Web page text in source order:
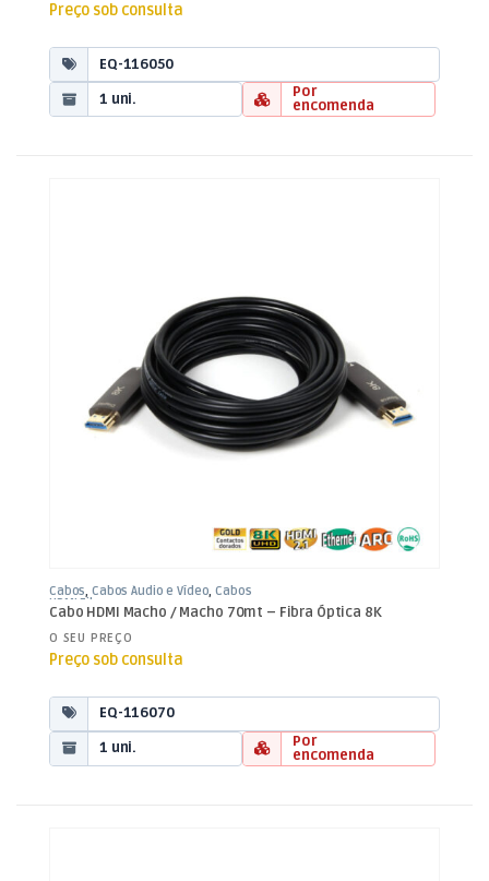
Preço sob consulta
EQ-116050
1 uni.
Por
encomenda
Cabos,Cabos Áudio e Vídeo,Cabos
HDMI Fibra
Cabo HDMI Macho / Macho 70mt – Fibra Óptica 8K
O SEU PREÇO
Preço sob consulta
EQ-116070
1 uni.
Por
encomenda